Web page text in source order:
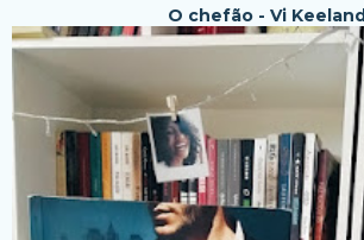
O chefão - Vi Keeland